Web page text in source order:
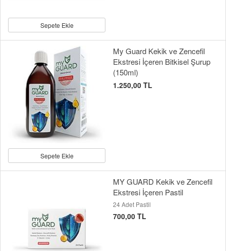
Sepete Ekle
Sepete Ekle
My Guard Kekik ve Zencefil
Ekstresi İçeren Bitkisel Şurup
(150ml)
1.250,00 TL
MY GUARD Kekik ve Zencefil
Ekstresi İçeren Pastil
24 Adet Pastil
700,00 TL